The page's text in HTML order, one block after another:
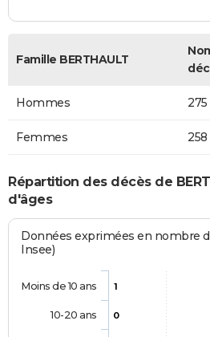
Famille BERTHAULT
Hommes 275
Femmes 258
Répartition des décès de
d'âges
Données exprimées en nombre
Insee)
1
0
Moins de 10 ans
10-20 ans